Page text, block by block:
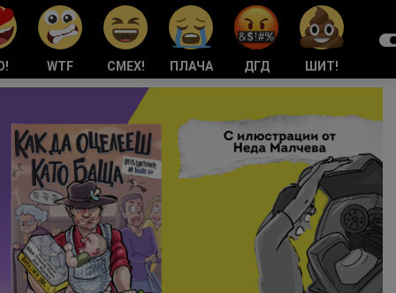
WTF СМЕХ! ПЛАЧА ДГД ШИТ!